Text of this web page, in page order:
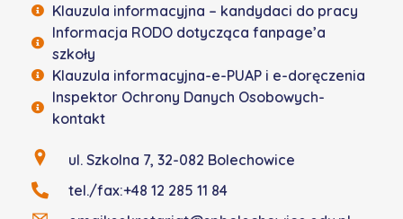
Klauzula informacyjna – kandydaci do pracy
Informacja RODO dotycząca fanpage’a
szkoły
Klauzula informacyjna-e-PUAP i e-doręczenia
Inspektor Ochrony Danych Osobowych-
kontakt
ul. Szkolna 7, 32-082 Bolechowice
tel./fax:+48 12 285 11 84